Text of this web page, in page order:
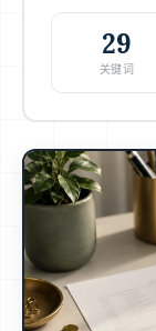
29
关键词